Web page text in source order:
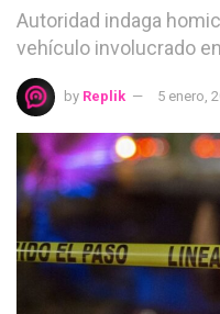
Autoridad indaga
vehículo involucrado
by Replik 5 enero,